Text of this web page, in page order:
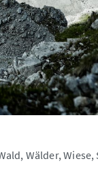
Wälder,